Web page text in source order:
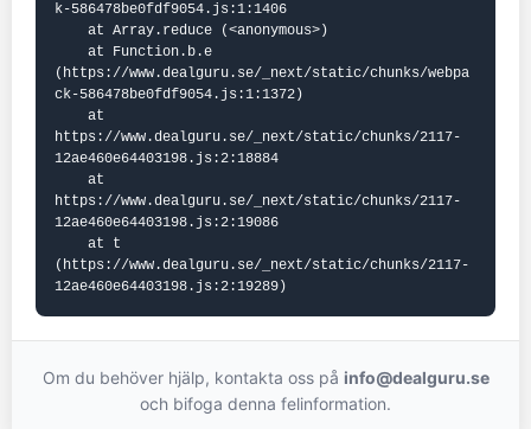
k-586478be0fdf9054.js:1:1406
(https://www.dealguru.se/_next/static/chunks/webpa
ck-586478be0fdf9054.js:1:1372)
https://www.dealguru.se/_next/static/chunks/2117-
12ae460e64403198.js:2:18884
https://www.dealguru.se/_next/static/chunks/2117-
12ae460e64403198.js:2:19086
(https://www.dealguru.se/_next/static/chunks/2117-
12ae460e64403198.js:2:19289)
Om du behöver hjälp, kontakta oss på info@dealguru.se
och bifoga denna felinformation.